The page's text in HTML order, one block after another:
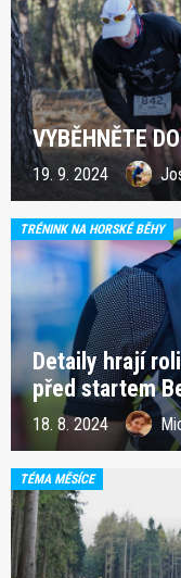
VYBĚHNĚTE
19. 9. 2024
TRÉNINK NA HORSKÉ BĚHY
Detaily hrají
před startem
18. 8. 2024
TÉMA MĚSÍCE